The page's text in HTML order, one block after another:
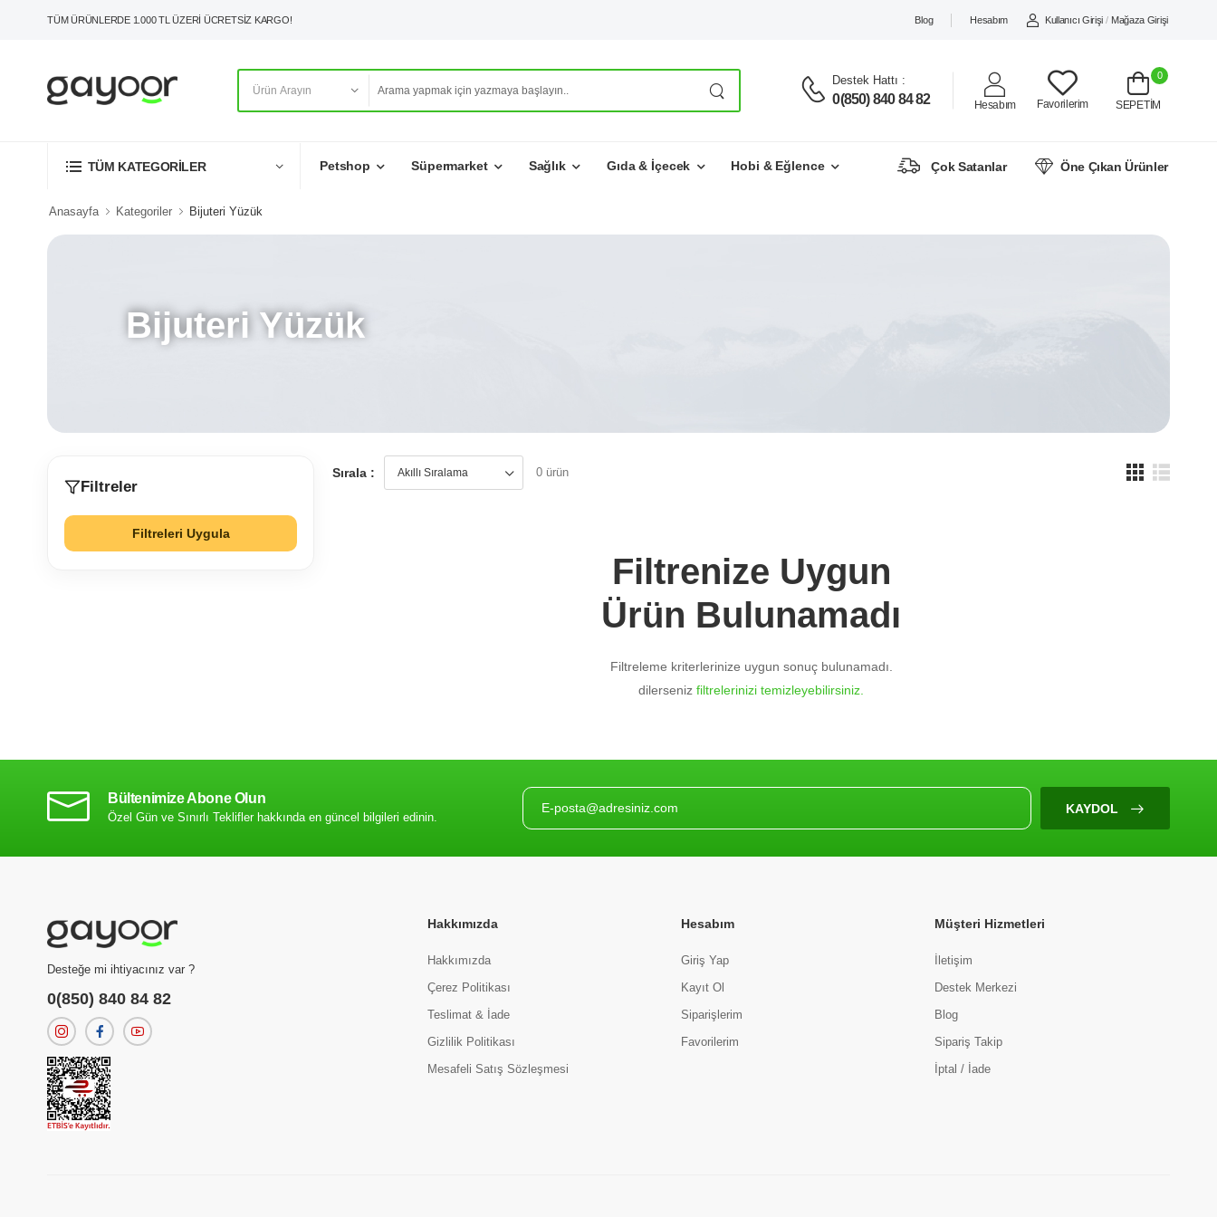
TÜM ÜRÜNLERDE 1.000 TL ÜZERİ ÜCRETSİZ KARGO! Blog Hesabım Kullanıcı Girişi / Mağaza Girişi
Destek Hattı :
0(850) 840 84 82 Hesabım Favorilerim
0
SEPETİM
TÜM KATEGORİLER Petshop Süpermarket Sağlık Gıda & İçecek Hobi & Eğlence Çok Satanlar Öne Çıkan Ürünler
Anasayfa Kategoriler Bijuteri Yüzük
Bijuteri Yüzük
Filtreler
Filtreleri Uygula
Sırala : 0 ürün
Filtrenize Uygun
Ürün Bulunamadı
Filtreleme kriterlerinize uygun sonuç bulunamadı.
dilerseniz filtrelerinizi temizleyebilirsiniz.
Bültenimize Abone Olun
Özel Gün ve Sınırlı Teklifler hakkında en güncel bilgileri edinin.
KAYDOL
Desteğe mi ihtiyacınız var ?
0(850) 840 84 82
Hakkımızda
Hakkımızda
Çerez Politikası
Teslimat & İade
Gizlilik Politikası
Mesafeli Satış Sözleşmesi
Hesabım
Giriş Yap
Kayıt Ol
Siparişlerim
Favorilerim
Müşteri Hizmetleri
İletişim
Destek Merkezi
Blog
Sipariş Takip
İptal / İade